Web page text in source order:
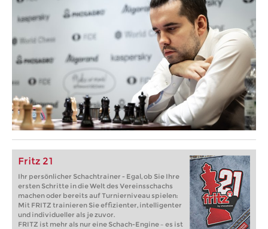
Fritz 21
Ihr persönlicher Schachtrainer - Egal, ob Sie Ihre
ersten Schritte in die Welt des Vereinsschachs
machen oder bereits auf Turnierniveau spielen:
Mit FRITZ trainieren Sie effizienter, intelligenter
und individueller als je zuvor.
FRITZ ist mehr als nur eine Schach-Engine – es ist